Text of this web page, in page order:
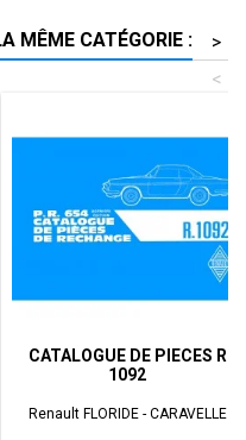
MÊME CATÉGORIE :
>
<
CATALOGUE DE PIECES R
1092
Renault FLORIDE - CARAVELLE